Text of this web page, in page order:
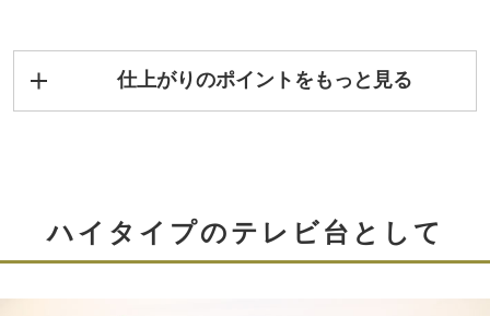
仕上がりのポイントをもっと見る
ハイタイプのテレビ台として